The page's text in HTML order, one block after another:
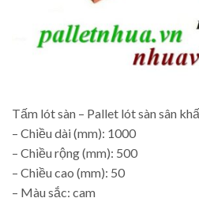
Tấm lót sàn – Pallet lót sàn sân
– Chiều dài (mm): 1000
– Chiều rộng (mm): 500
– Chiều cao (mm): 50
– Màu sắc: cam